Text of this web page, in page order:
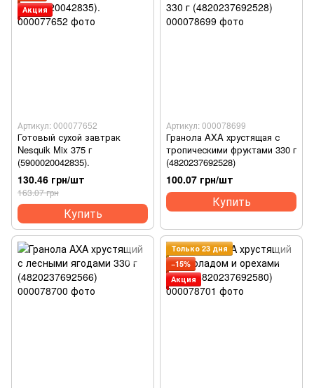
Акция
Артикул: 000077652
Готовый сухой завтрак
Nesquik Mix 375 г
(5900020042835).
130.46 грн/шт
163.07 грн
Купить
Артикул: 000078699
Гранола AXA хрустящая с
тропическими фруктами 330 г
(4820237692528)
100.07 грн/шт
Купить
Только 23 дня
−15%
Акция